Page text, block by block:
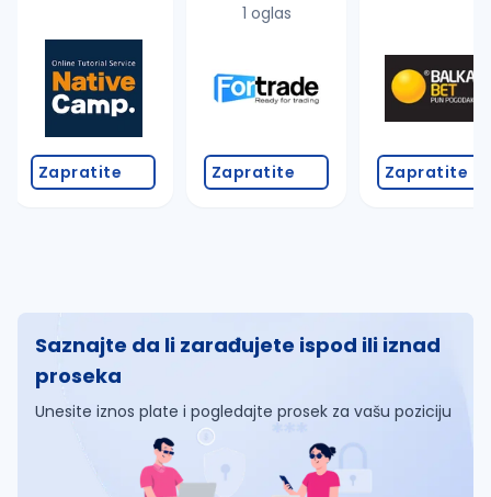
Zapratite
1 oglas
Zapratite Zapratite
Saznajte da li zarađujete ispod ili iznad
proseka
Unesite iznos plate i pogledajte prosek za vašu poziciju